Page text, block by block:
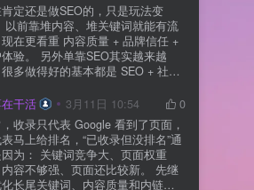
定还是做SEO的，只是玩法变
以前靠堆内容、堆关键词就能有流
在更看重 内容质量 + 品牌信任 +
验。 另外单靠SEO其实越来越
多做得好的基本都是 SEO + 社媒
一个长期获客渠道，但不能再当
渠道了。
干活 3月11日 10:54
0
收录只代表 Google 看到了页面，
马上给排名，“已收录但没排名”通
为： 关键词竞争大、页面权重
容不够强、页面还比较新。 先继
长尾关键词、内容质量和内链，